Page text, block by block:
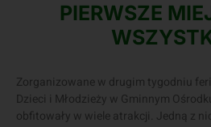
PIERWSZE
Zorganizowane w drugim tygodniu
Dzieci i Młodzieży w Gminnym
obfitowały w wiele atrakcji. Jedną z